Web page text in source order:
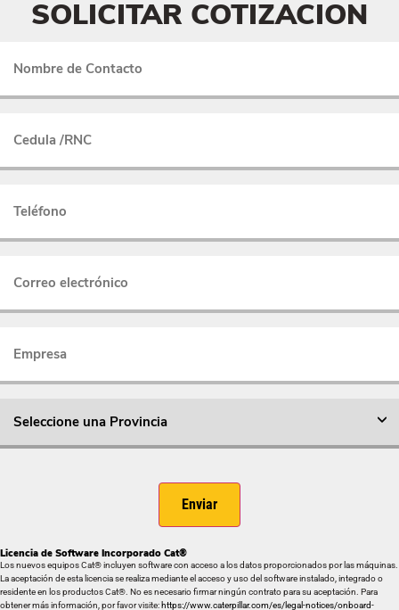
SOLICITAR COTIZACION
Enviar
Licencia de Software Incorporado Cat®
Los nuevos equipos Cat® incluyen software con acceso a los datos proporcionados por las máquinas.
La aceptación de esta licencia se realiza mediante el acceso y uso del software instalado, integrado o
residente en los productos Cat®. No es necesario firmar ningún contrato para su aceptación. Para
obtener más información, por favor visite: https://www.caterpillar.com/es/legal-notices/onboard-